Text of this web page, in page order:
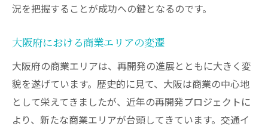
況を把握することが成功への鍵となるのです。
大阪府における商業エリアの変遷
大阪府の商業エリアは、再開発の進展とともに大きく変
貌を遂げています。歴史的に見て、大阪は商業の中心地
として栄えてきましたが、近年の再開発プロジェクトに
より、新たな商業エリアが台頭してきています。交通イ